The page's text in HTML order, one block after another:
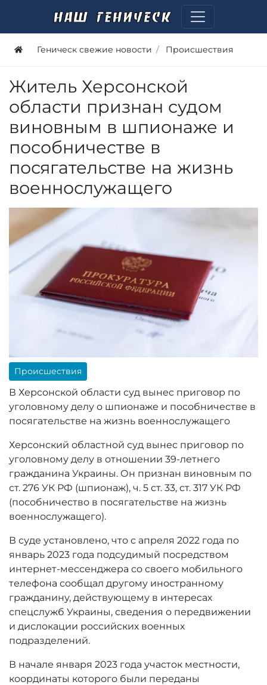
Геническ свежие новости Проиcшествия
Житель Херсонской
области признан судом
виновным в шпионаже и
пособничестве в
посягательстве на жизнь
военнослужащего
Проиcшествия
В Херсонской области суд вынес приговор по
уголовному делу о шпионаже и пособничестве в
посягательстве на жизнь военнослужащего
Херсонский областной суд вынес приговор по
уголовному делу в отношении 39-летнего
гражданина Украины. Он признан виновным по
ст. 276 УК РФ (шпионаж), ч. 5 ст. 33, ст. 317 УК РФ
(пособничество в посягательстве на жизнь
военнослужащего).
В суде установлено, что с апреля 2022 года по
январь 2023 года подсудимый посредством
интернет-мессенджера со своего мобильного
телефона сообщал другому иностранному
гражданину, действующему в интересах
спецслужб Украины, сведения о передвижении
и дислокации российских военных
подразделений.
В начале января 2023 года участок местности,
координаты которого были переданы